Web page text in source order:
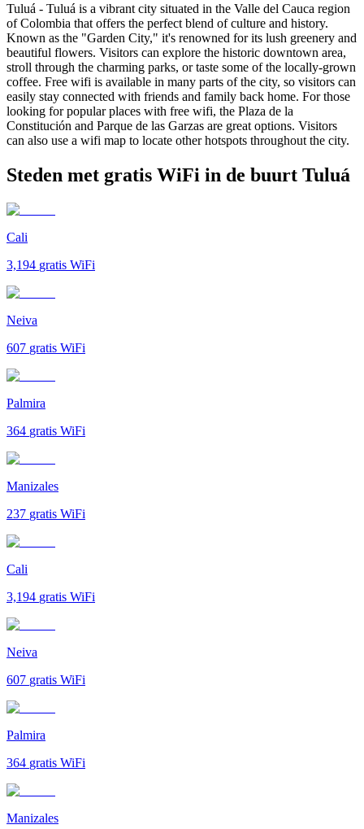
Tuluá - Tuluá is a vibrant city situated in the Valle del Cauca region
of Colombia that offers the perfect blend of culture and history.
Known as the "Garden City," it's renowned for its lush greenery and
beautiful flowers. Visitors can explore the historic downtown area,
stroll through the charming parks, or taste some of the locally-grown
coffee. Free wifi is available in many parts of the city, so visitors can
easily stay connected with friends and family back home. For those
looking for popular places with free wifi, the Plaza de la
Constitución and Parque de las Garzas are great options. Visitors
can also use a wifi map to locate other hotspots throughout the city.
Steden met gratis WiFi in de buurt Tuluá
Cali
3,194 gratis WiFi
Neiva
607 gratis WiFi
Palmira
364 gratis WiFi
Manizales
237 gratis WiFi
Cali
3,194 gratis WiFi
Neiva
607 gratis WiFi
Palmira
364 gratis WiFi
Manizales